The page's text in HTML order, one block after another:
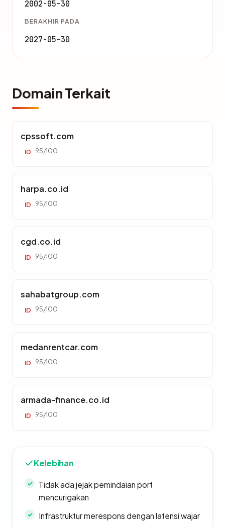
2002-05-30
BERAKHIR PADA
2027-05-30
Domain Terkait
cpssoft.com
ID 95/100
harpa.co.id
ID 95/100
cgd.co.id
ID 95/100
sahabatgroup.com
ID 95/100
medanrentcar.com
ID 95/100
armada-finance.co.id
ID 95/100
Kelebihan
Tidak ada jejak pemindaian port
mencurigakan
Infrastruktur merespons dengan latensi wajar